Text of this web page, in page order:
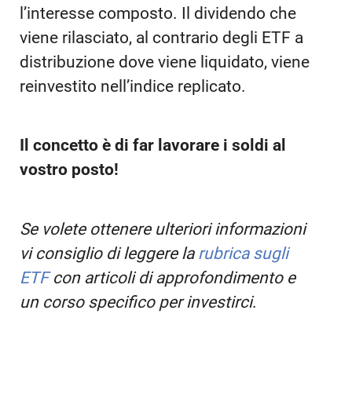
l’interesse composto. Il dividendo che
viene rilasciato, al contrario degli ETF a
distribuzione dove viene liquidato, viene
reinvestito nell’indice replicato.
Il concetto è di far lavorare i soldi al
vostro posto!
Se volete ottenere ulteriori informazioni
vi consiglio di leggere la rubrica sugli
ETFcon articoli di approfondimento e
un corso specifico per investirci.